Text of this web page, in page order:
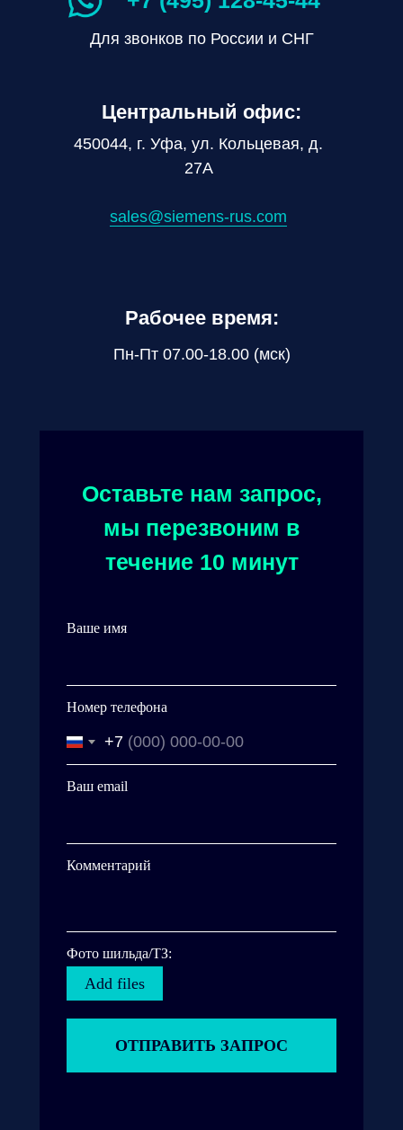
Оставьте нам запрос,
мы перезвоним в
течение 10 минут
Для звонков по России и СНГ
Ваше имя
Номер телефона
+7
Ваш email
Комментарий
Фото шильда/ТЗ:
Add files
ОТПРАВИТЬ ЗАПРОС
450044, г. Уфа, ул. Кольцевая, д.
27А
sales@siemens-rus.com
Центральный офис:
Пн-Пт 07.00-18.00 (мск)
Рабочее время: